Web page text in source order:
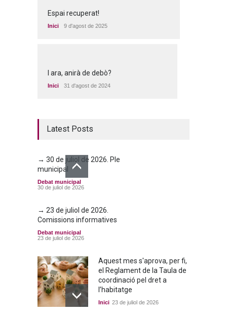
Espai recuperat!
Inici 9 d'agost de 2025
I ara, anirà de debò?
Inici 31 d'agost de 2024
Latest Posts
→ 30 de juliol de 2026. Ple
municipal
Debat municipal
30 de juliol de 2026
→ 23 de juliol de 2026.
Comissions informatives
Debat municipal
23 de juliol de 2026
Aquest mes s'aprova, per fi,
el Reglament de la Taula de
coordinació pel dret a
l’habitatge
Inici 23 de juliol de 2026